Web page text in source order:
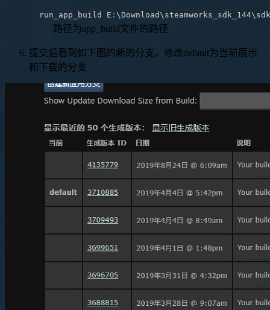
run_app_build E :
路径为app_build文件的路径
提交后看到如下图的新的分支，修改default为当前展示
和下载的分支